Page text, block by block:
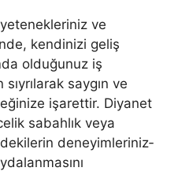
ve
kendinizi geliş
olduğunuz iş
saygın ve
işarettir. Diyanet
sabahlık veya
deneyimleriniz­